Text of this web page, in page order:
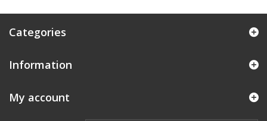
Categories
Information
My account